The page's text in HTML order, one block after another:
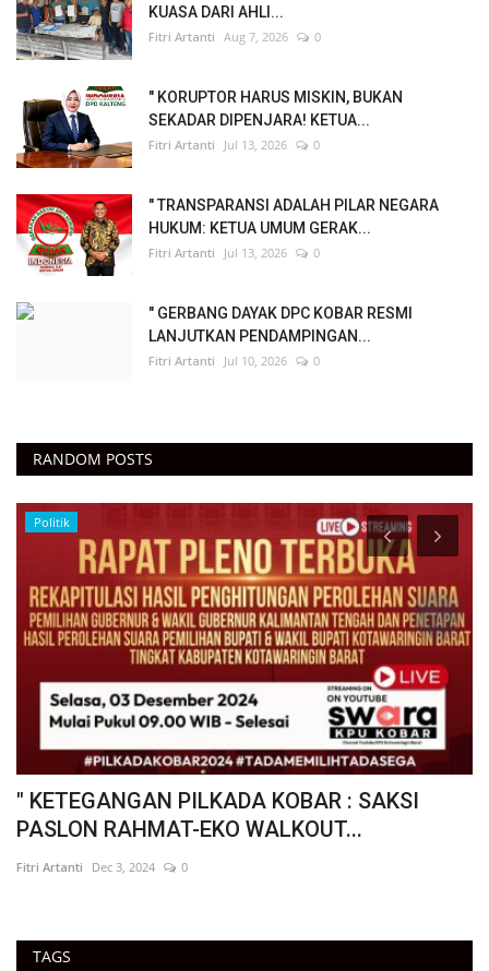
KUASA DARI AHLI...
Fitri Artanti Aug 7, 2026 0
" KORUPTOR HARUS MISKIN, BUKAN
SEKADAR DIPENJARA! KETUA...
Fitri Artanti Jul 13, 2026 0
" TRANSPARANSI ADALAH PILAR NEGARA
HUKUM: KETUA UMUM GERAK...
Fitri Artanti Jul 13, 2026 0
" GERBANG DAYAK DPC KOBAR RESMI
LANJUTKAN PENDAMPINGAN...
Fitri Artanti Jul 10, 2026 0
RANDOM POSTS
Politik
" KETEGANGAN PILKADA KOBAR : SAKSI
PASLON RAHMAT-EKO WALKOUT...
Fitri Artanti Dec 3, 2024 0
TAGS